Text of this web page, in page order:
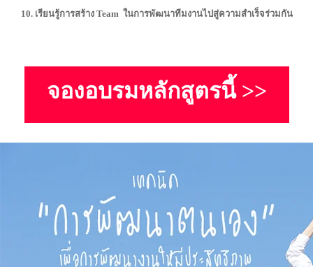
10. เรียนรู้การสร้าง Team ในการพัฒนาทีมงานไปสู่ความสำเร็จร่วมกัน
จองอบรมหลักสูตรนี้ >>